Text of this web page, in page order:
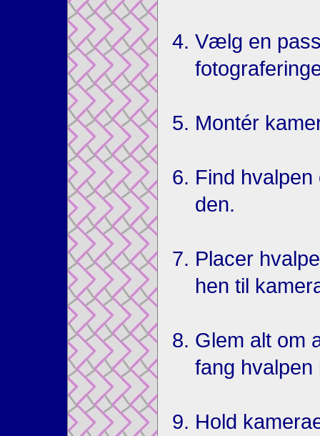
Vælg en
Montér
Find
den.
Placer
hen til
Glem alt om
fang hvalpen
Hold